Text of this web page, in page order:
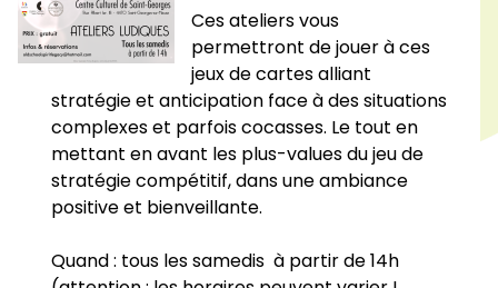
Ces ateliers vous
permettront de jouer à ces
jeux de cartes alliant
stratégie et anticipation face à des situations
complexes et parfois cocasses. Le tout en
mettant en avant les plus-values du jeu de
stratégie compétitif, dans une ambiance
positive et bienveillante.
Quand : tous les samedis à partir de 14h